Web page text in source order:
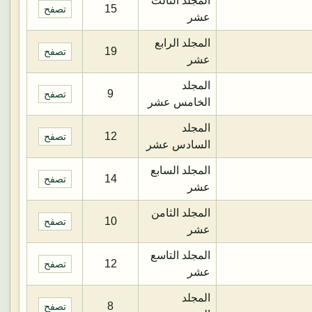
عشر
15 تصفح
المجلد الرابع
عشر
19 تصفح
المجلد
الخامس عشر
9 تصفح
المجلد
السادس عشر
12 تصفح
المجلد السابع
عشر
14 تصفح
المجلد الثامن
عشر
10 تصفح
المجلد التاسع
عشر
12 تصفح
المجلد
8 تصفح